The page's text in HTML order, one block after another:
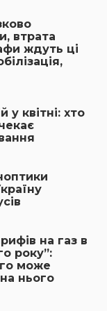
втрата
ждуть ці
у квітні: хто
на газ в
року”:
може
нього